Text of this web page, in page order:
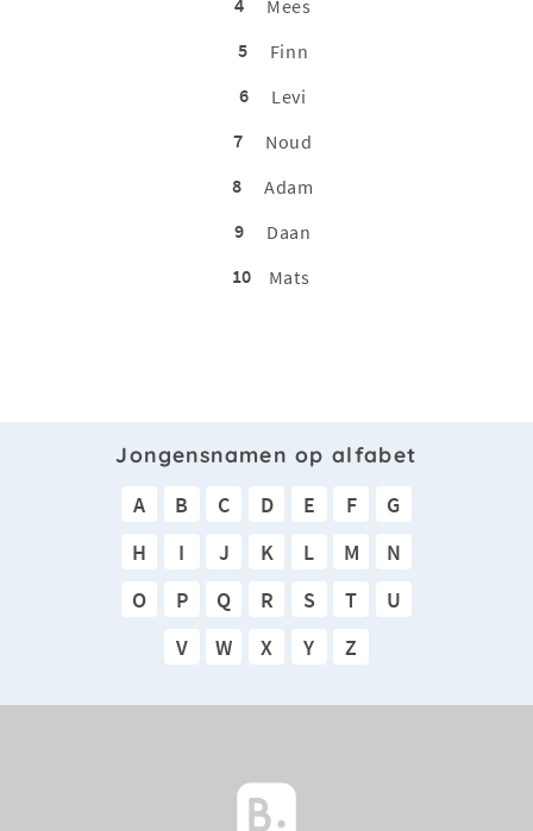
Mees
5
Finn
6
Levi
7
Noud
8
Adam
9
Daan
10
Mats
Jongensnamen op alfabet
A B C D E F
G
H
I J K L M
N
O
P Q R S T
U
V
W X Y Z